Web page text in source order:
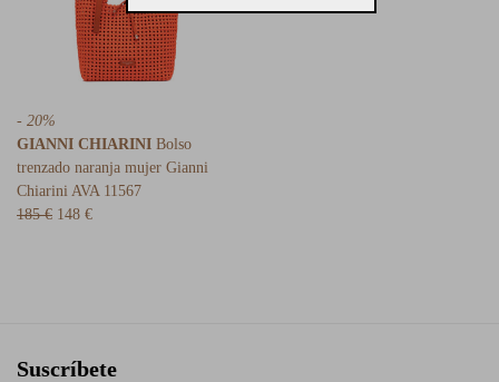
- 20%
GIANNI CHIARINI Bolso
trenzado naranja mujer Gianni
Chiarini AVA 11567
185 € 148 €
Suscríbete